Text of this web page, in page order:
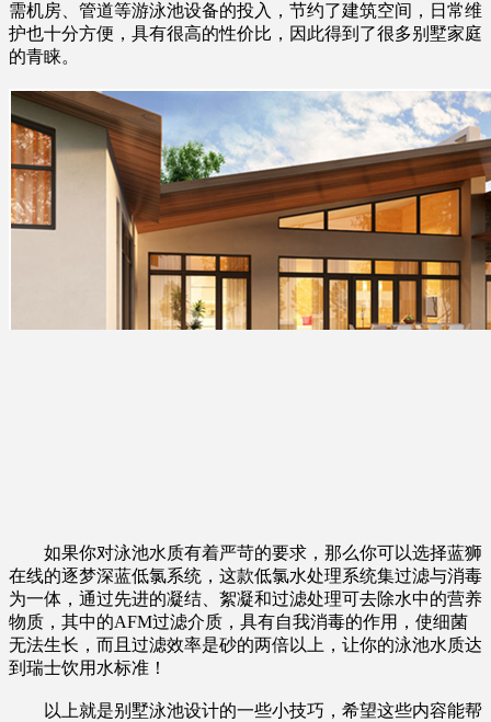
需机房、管道等游泳池设备的投入，节约了建筑空间，日常维
护也十分方便，具有很高的性价比，因此得到了很多别墅家庭
的青睐。
如果你对泳池水质有着严苛的要求，那么你可以选择蓝狮
在线的逐梦深蓝低氯系统，这款低氯水处理系统集过滤与消毒
为一体，通过先进的凝结、絮凝和过滤处理可去除水中的营养
物质，其中的AFM过滤介质，具有自我消毒的作用，使细菌
无法生长，而且过滤效率是砂的两倍以上，让你的泳池水质达
到瑞士饮用水标准！
以上就是别墅泳池设计的一些小技巧，希望这些内容能帮